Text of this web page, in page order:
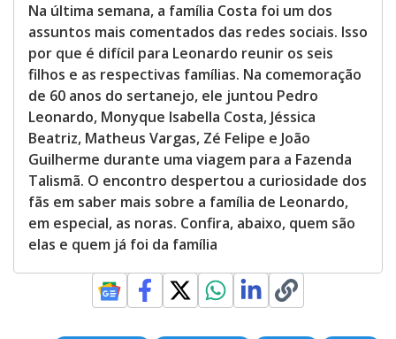
Na última semana, a família Costa foi um dos
assuntos mais comentados das redes sociais. Isso
por que é difícil para Leonardo reunir os seis
filhos e as respectivas famílias. Na comemoração
de 60 anos do sertanejo, ele juntou Pedro
Leonardo, Monyque Isabella Costa, Jéssica
Beatriz, Matheus Vargas, Zé Felipe e João
Guilherme durante uma viagem para a Fazenda
Talismã. O encontro despertou a curiosidade dos
fãs em saber mais sobre a família de Leonardo,
em especial, as noras. Confira, abaixo, quem são
elas e quem já foi da família